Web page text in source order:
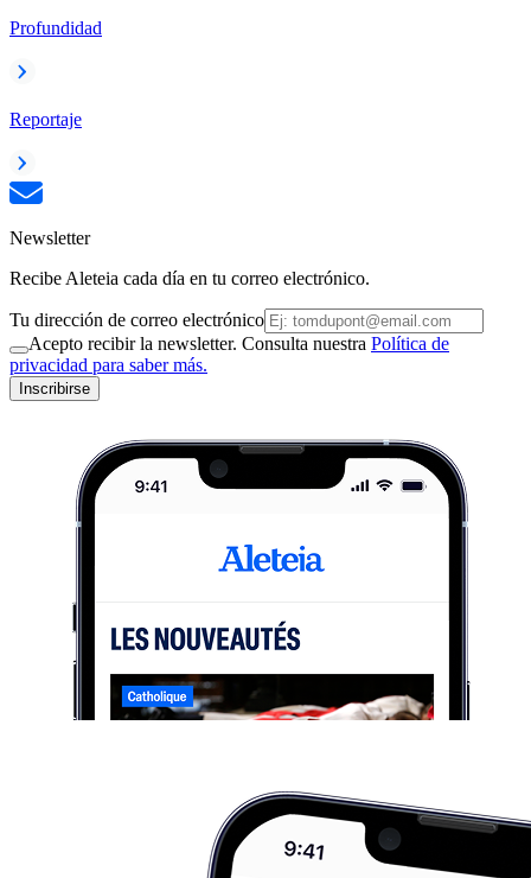
Profundidad
Reportaje
Newsletter
Recibe Aleteia cada día en tu correo electrónico.
Tu dirección de correo electrónico
Acepto recibir la newsletter. Consulta nuestra Política de
privacidad para saber más.
Inscribirse